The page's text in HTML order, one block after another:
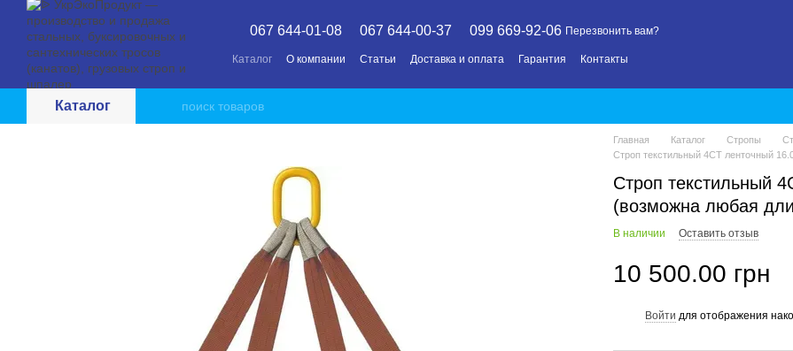
Перейти к основному контенту
067 644-01-08 067 644-00-37 099 669-92-06 Перезвонить вам?
Каталог О компании Статьи Доставка и оплата Гарантия Контакты
Каталог
Главная Каталог Стропы
Строп текстильный 4СТ ленточный
Строп текстильный
(возможна любая
В наличии Оставить отзыв
10 500.00 грн
Войти для отображения